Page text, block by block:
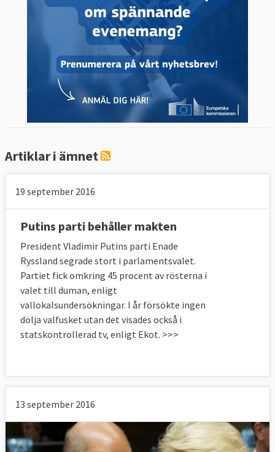
Artiklar i ämnet
19 september 2016
Putins parti behåller makten
President Vladimir Putins parti Enade
Ryssland segrade stort i parlamentsvalet.
Partiet fick omkring 45 procent av rösterna i
valet till duman, enligt
vallokalsundersökningar. I år försökte ingen
dölja valfusket utan det visades också i
statskontrollerad tv, enligt Ekot. >>>
13 september 2016